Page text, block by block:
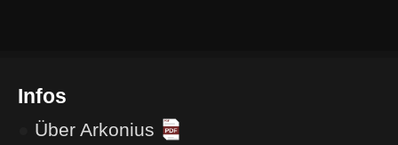
Infos
Über Arkonius